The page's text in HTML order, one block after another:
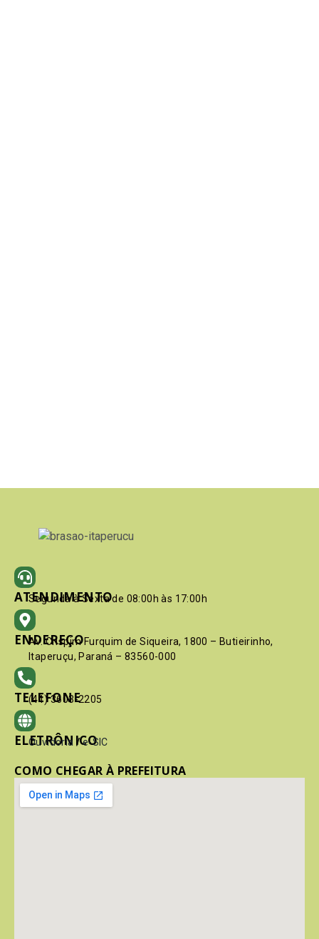
ATENDIMENTO
Segunda à Sexta de 08:00h às 17:00h
ENDEREÇO
Av. Crispim Furquim de Siqueira, 1800 – Butieirinho,
Itaperuçu, Paraná – 83560-000
TELEFONE
(41) 3603-2205
ELETRÔNICO
Ouvidoria / e-SIC
COMO CHEGAR À PREFEITURA